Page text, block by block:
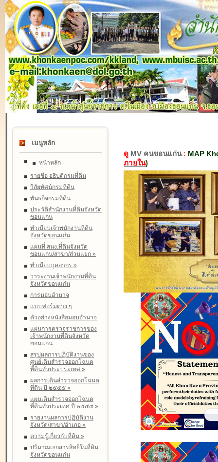
เมนูหลัก
หน้าหลัก
รายชื่อ อธิบดีกรมที่ดิน
วิสัยทัศน์กรมที่ดิน
พันธกิจกรมที่ดิน
ประวัติสำนักงานที่ดินจังหวัด
ขอนแก่น
ทำเนียบเจ้าพนักงานที่ดิน
จังหวัดขอนแก่น
แผนที่ สนง.ที่ดินจังหวัด
ขอนแก่น/สาขา/ส่วนแยก »
ทำเนียบบุคลากร »
วาระงานเจ้าพนักงานที่ดิน
จังหวัดขอนแก่น
การมอบอำนาจ
แบบฟอร์มต่าง ๆ
ตัวอย่างหนังสือมอบอำนาจ
แผนการตรวจราชการของ
เจ้าพนักงานที่ดินจังหวัด
ขอนแก่น
สรุปผลการปฏิบัติงานของ
ศูนย์เดินสำรวจออกโฉนด
ที่ดินทั่วประประเทศ »
ผลการเดินสำรวจออกโฉนด
ที่ดิน ปี ๒๕๕๕ »
แผนเดินสำรวจออกโฉนด
ที่ดินทั่วประเทศ ปี ๒๕๕๕ »
รายงานผลการปฏิบัติงาน
จังหวัด/สาขา/อำเภอ »
ความรู้เกี่ยวกับที่ดิน »
ปริมาณเอกสารสิทธิในที่ดิน
จังหวัดขอนแก่น
ดู MV คนขอนแก่น: MAP
ภายใน)